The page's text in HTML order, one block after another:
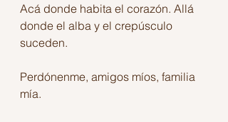
Acá donde habita el corazón. Allá
donde el alba y el crepúsculo
suceden.
Perdónenme, amigos míos, familia
mía.